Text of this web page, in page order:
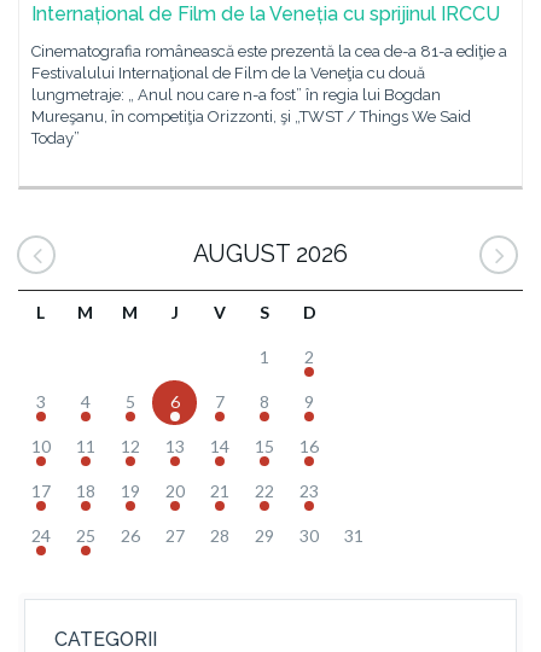
Internațional de Film de la Veneția cu sprijinul IRCCU
Cinematografia românească este prezentă la cea de-a 81-a ediţie a
Festivalului Internaţional de Film de la Veneţia cu două
lungmetraje: „ Anul nou care n-a fost” în regia lui Bogdan
Mureşanu, în competiţia Orizzonti, şi „TWST / Things We Said
Today”
AUGUST 2026
L M M J V S D
1 2
3 4 5 6 7 8 9
10 11 12 13 14 15 16
17 18 19 20 21 22 23
24 25 26 27 28 29 30 31
CATEGORII